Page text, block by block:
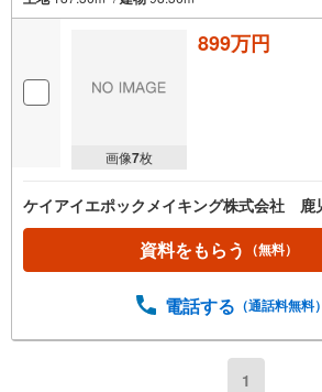
画像7枚
899万円
ケイアイエポックメイキング株式会社 鹿
資料をもらう （無料）
電話する （通話料無料）
1